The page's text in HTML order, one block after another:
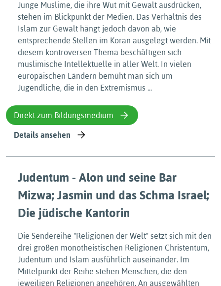
Junge Muslime, die ihre Wut mit Gewalt ausdrücken,
stehen im Blickpunkt der Medien. Das Verhältnis des
Islam zur Gewalt hängt jedoch davon ab, wie
entsprechende Stellen im Koran ausgelegt werden. Mit
diesem kontroversen Thema beschäftigen sich
muslimische Intellektuelle in aller Welt. In vielen
europäischen Ländern bemüht man sich um
Jugendliche, die in den Extremismus ...
Direkt zum Bildungsmedium
Details ansehen
Judentum - Alon und seine Bar
Mizwa; Jasmin und das Schma Israel;
Die jüdische Kantorin
Die Sendereihe "Religionen der Welt" setzt sich mit den
drei großen monotheistischen Religionen Christentum,
Judentum und Islam ausführlich auseinander. Im
Mittelpunkt der Reihe stehen Menschen, die den
jeweiligen Religionen angehören. An ausgewählten